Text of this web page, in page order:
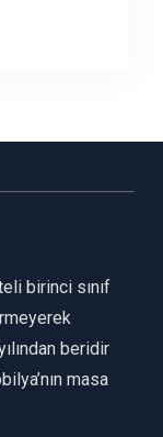
birinci sınıf
beridir
masa